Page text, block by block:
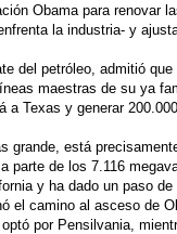
Obama para renovar
la industria- y
del petróleo, admitió
maestras de su ya
a Texas y generar
grande, está
parte de los 7.116
y ha dado un paso
el camino al asceso de
por Pensilvania,